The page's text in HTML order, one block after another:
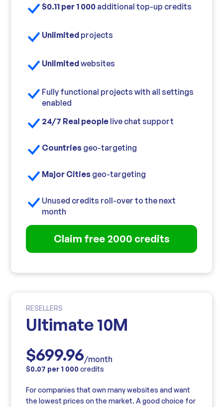
$0.11 per 1 000 additional top-up credits
Unlimited projects
Unlimitedwebsites
Fully functional projects with all settings
enabled
24/7 Real people live chat support
Countries geo-targeting
Major Cities geo-targeting
Unused credits roll-over to the next
month
Claim free 2000 credits
RESELLERS
Ultimate 10M
$699.96/month
$0.07 per 1 000 credits
For companies that own many websites and want
the lowest prices on the market. A good choice for